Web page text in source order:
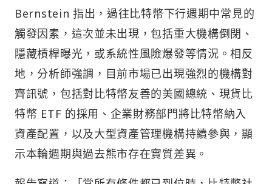
Bernstein 指出，過往比特幣下行週期中常見的
觸發因素，這次並未出現，包括重大機構倒閉、
隱藏槓桿曝光，或系統性風險爆發等情況。相反
地，分析師強調，目前市場已出現強烈的機構對
齊訊號，包括對比特幣友善的美國總統、現貨比
特幣 ETF 的採用、企業財務部門將比特幣納入
資產配置，以及大型資產管理機構持續參與，顯
示本輪週期與過去熊市存在實質差異。